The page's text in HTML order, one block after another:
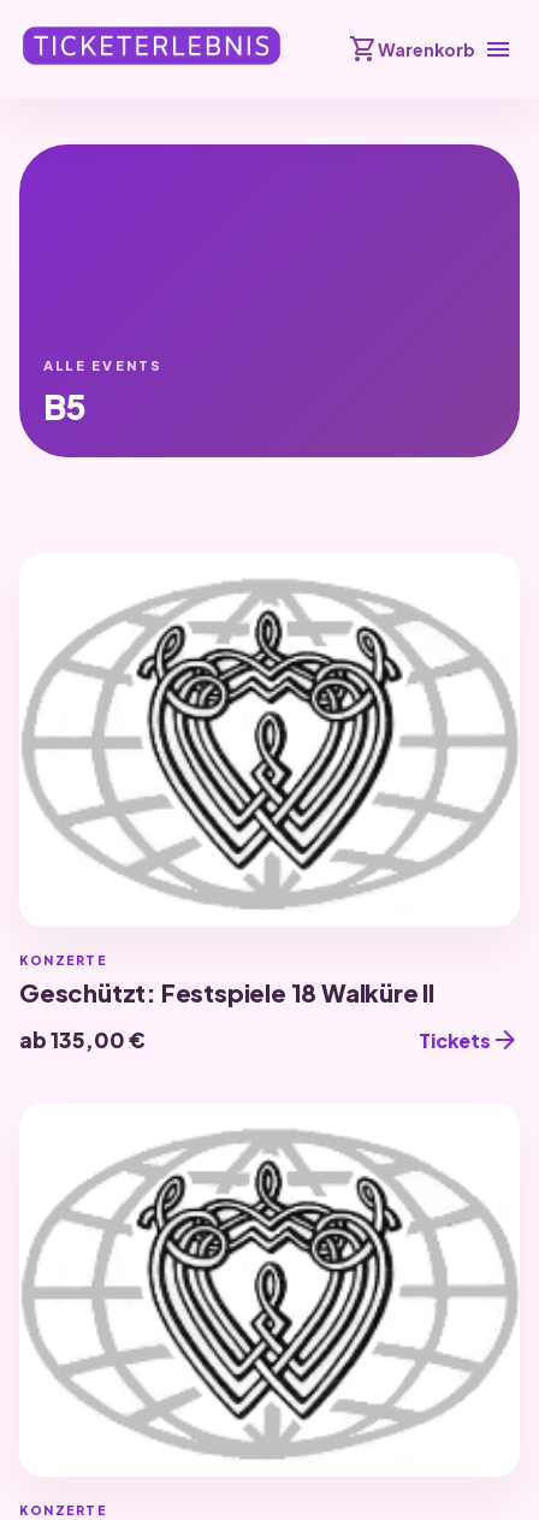
shopping_cartWarenkorb menu
ALLE EVENTS
B5
KONZERTE
Geschützt: Festspiele 18 Walküre II
ab 135,00 € Tickets arrow_forward
KONZERTE